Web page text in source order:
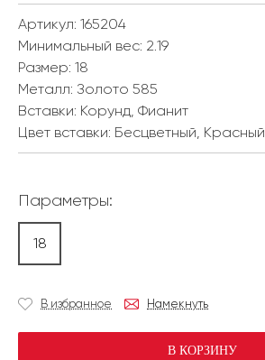
Артикул: 165204
Минимальный вес: 2.19
Размер: 18
Металл: Золото 585
Вставки: Корунд, Фианит
Цвет вставки: Бесцветный, Красный
Параметры:
18
В избранное Намекнуть
В КОРЗИНУ